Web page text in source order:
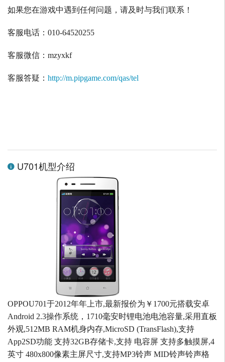
如果您在游戏中遇到任何问题，请及时与我们联系！
客服电话： 010-64520255
客服微信： mzyxkf
客服答疑： http://m.pipgame.com/qas/tel
U701机型介绍
OPPOU701于2012年年上市,最新报价为￥1700元搭载安卓
Android 2.3操作系统，1710毫安时锂电池电池容量,采用直板
外观,512MB RAM机身内存,MicroSD (TransFlash),支持
App2SD功能 支持32GB存储卡,支持 电容屏 支持多触摸屏,4
英寸 480x800像素主屏尺寸,支持MP3铃声 MID铃声铃声格